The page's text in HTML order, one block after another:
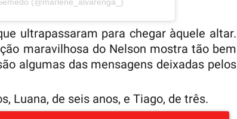
(@marlene_alvarenga_)
ultrapassaram para chegar àquele altar.
maravilhosa do Nelson mostra tão bem
algumas das mensagens deixadas pelos
Luana, de seis anos, e Tiago, de três.